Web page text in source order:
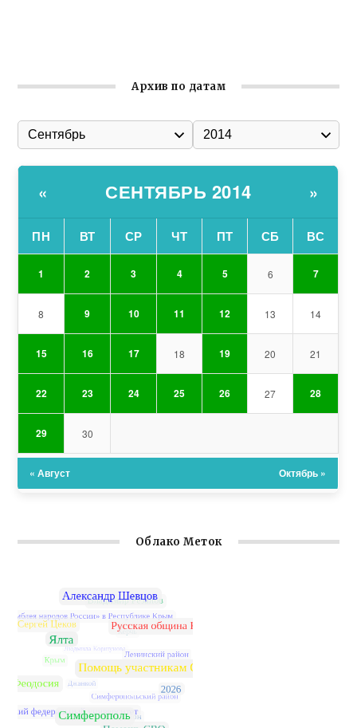
Архив по датам
« СЕНТЯБРЬ 2014 »
ПН ВТ СР ЧТ ПТ СБ ВС
1 2 3 4 5 6 7
8 9 10 11 12 13 14
15 16 17 18 19 20 21
22 23 24 25 26 27 28
29 30
« Август Октябрь »
Облако Меток